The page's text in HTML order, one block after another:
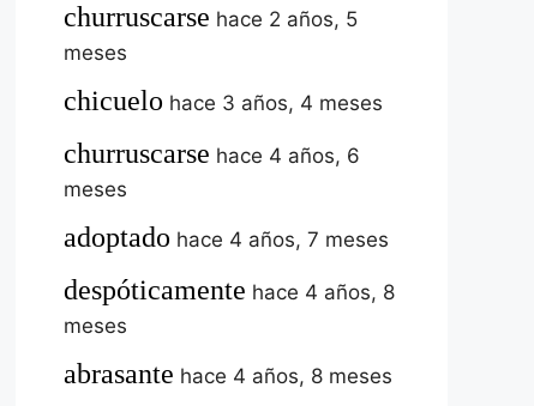
churruscarse hace 2 años, 5
meses
chicuelo hace 3 años, 4 meses
churruscarse hace 4 años, 6
meses
adoptado hace 4 años, 7 meses
despóticamente hace 4 años, 8
meses
abrasante hace 4 años, 8 meses